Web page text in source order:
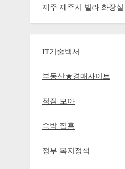
제주 제주시 빌라 화장
IT기술백서
부동산★경매사이트
점짐 모아
숙박 집홈
정부 복지정책